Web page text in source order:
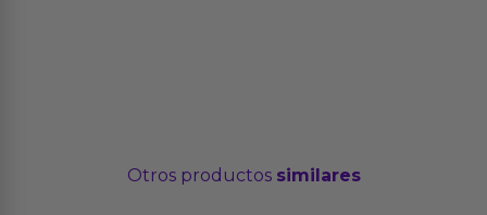
Otros productos similares